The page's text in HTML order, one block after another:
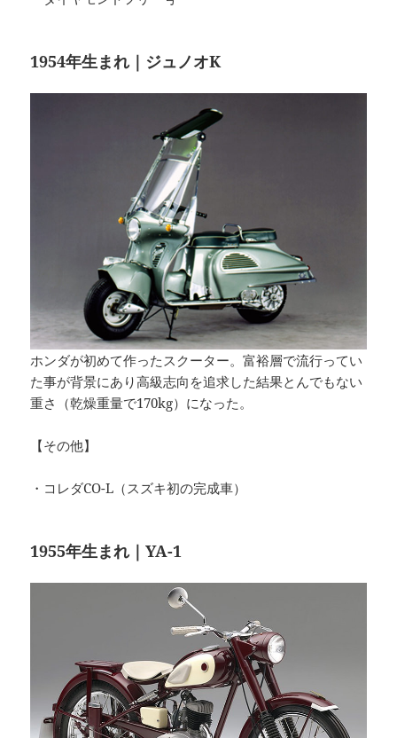
1954年生まれ｜ジュノオK
ホンダが初めて作ったスクーター。富裕層で流行ってい
た事が背景にあり高級志向を追求した結果とんでもない
重さ（乾燥重量で170kg）になった。
【その他】
・コレダCO-L（スズキ初の完成車）
1955年生まれ｜YA-1